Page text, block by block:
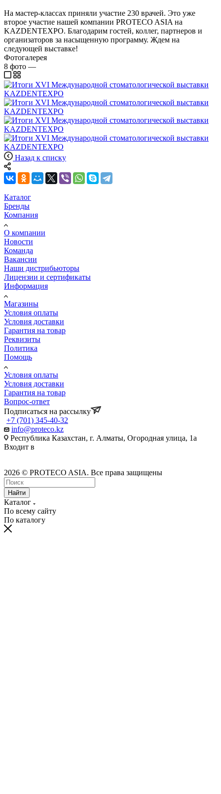
На мастер-классах приняли участие 230 врачей. Это уже
второе участие нашей компании PROTECO ASIA на
KAZDENTEXPO. Благодарим гостей, коллег, партнеров и
организаторов за насыщенную программу. Ждем на
следующей выставке!
Фотогалерея
8 фото —
Назад к списку
Каталог
Бренды
Компания
О компании
Новости
Команда
Вакансии
Наши дистрибьюторы
Лицензии и сертификаты
Информация
Магазины
Условия оплаты
Условия доставки
Гарантия на товар
Реквизиты
Политика
Помощь
Условия оплаты
Условия доставки
Гарантия на товар
Вопрос-ответ
Подписаться на рассылку
+7 (701) 345-40-32
info@proteco.kz
Республика Казахстан, г. Алматы, ​Огородная улица, 1а
Входит в
2026 © PROTECO ASIA. Все права защищены
Найти
Каталог
По всему сайту
По каталогу